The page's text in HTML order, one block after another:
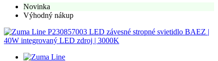
Novinka
Výhodný nákup